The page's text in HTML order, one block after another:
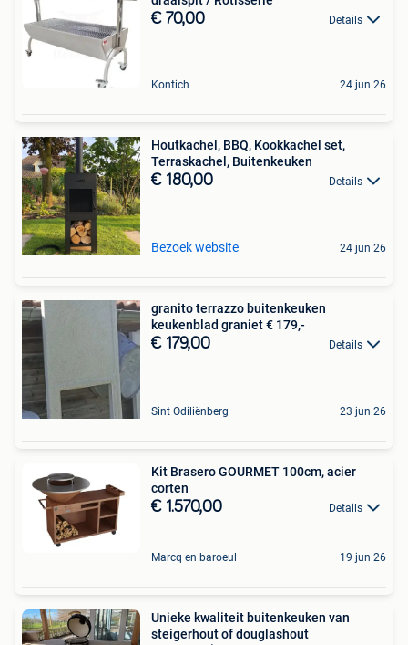
€ 70,00 Details
Kontich 24 jun 26
Houtkachel, BBQ, Kookkachel set,
Terraskachel, Buitenkeuken
€ 180,00 Details
Bezoek website 24 jun 26
granito terrazzo buitenkeuken
keukenblad graniet € 179,-
€ 179,00 Details
Sint Odiliënberg 23 jun 26
Kit Brasero GOURMET 100cm, acier
corten
€ 1.570,00 Details
Marcq en baroeul 19 jun 26
Unieke kwaliteit buitenkeuken van
steigerhout of douglashout